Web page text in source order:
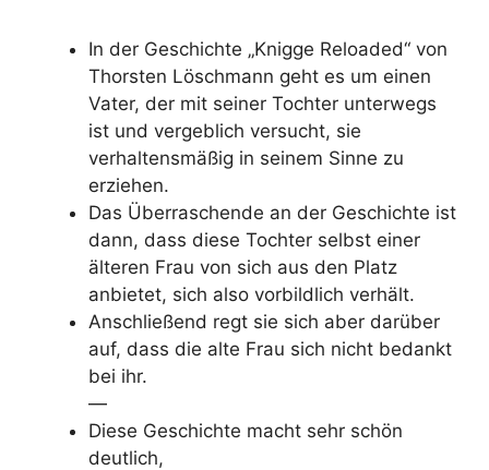
In der Geschichte „Knigge Reloaded“ von
Thorsten Löschmann geht es um einen
Vater, der mit seiner Tochter unterwegs
ist und vergeblich versucht, sie
verhaltensmäßig in seinem Sinne zu
erziehen.
Das Überraschende an der Geschichte ist
dann, dass diese Tochter selbst einer
älteren Frau von sich aus den Platz
anbietet, sich also vorbildlich verhält.
Anschließend regt sie sich aber darüber
auf, dass die alte Frau sich nicht bedankt
bei ihr.
—
Diese Geschichte macht sehr schön
deutlich,